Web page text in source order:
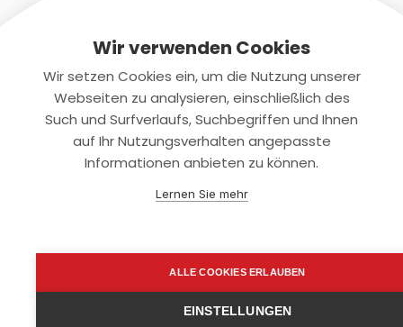
Rechtliches
Datenschutz
support@smartkuendigen.de
Wir verwenden Cookies
Wir setzen Cookies ein, um die Nutzung unserer
Webseiten zu analysieren, einschließlich des
Such und Surfverlaufs, Suchbegriffen und Ihnen
auf Ihr Nutzungsverhalten angepasste
Informationen anbieten zu können.
Lernen Sie mehr
ALLE COOKIES ERLAUBEN
EINSTELLUNGEN